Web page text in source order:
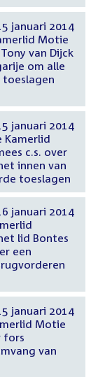
januari 2014
Motie
van Dijck
om alle
januari 2014
Kamerlid
c.s. over
innen van
toeslagen
januari 2014
lid Bontes
een
januari 2014
Motie
fors
van